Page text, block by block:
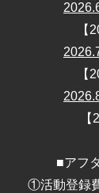
【
【
■アフ
①活動登録